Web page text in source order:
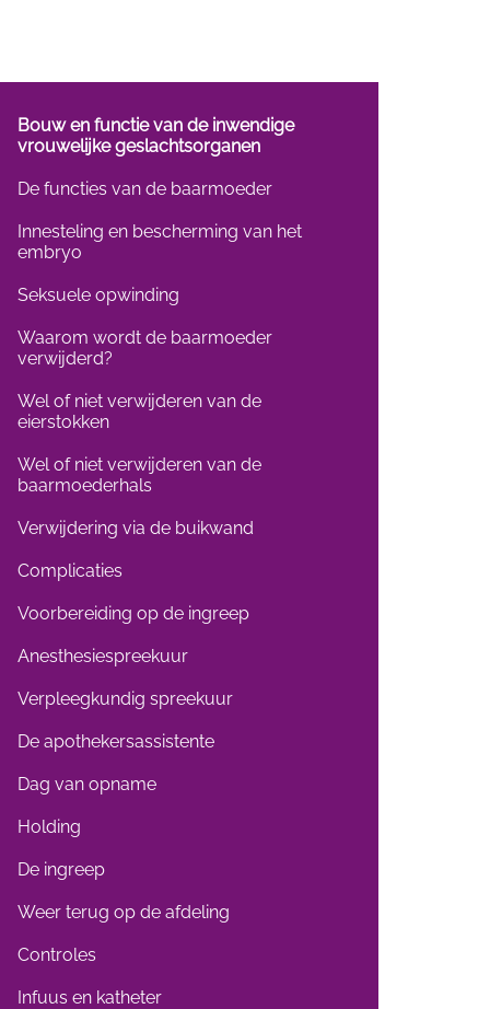
Bouw en functie van de inwendige
vrouwelijke geslachtsorganen
De functies van de baarmoeder
Innesteling en bescherming van het
embryo
Seksuele opwinding
Waarom wordt de baarmoeder
verwijderd?
Wel of niet verwijderen van de
eierstokken
Wel of niet verwijderen van de
baarmoederhals
Verwijdering via de buikwand
Complicaties
Voorbereiding op de ingreep
Anesthesiespreekuur
Verpleegkundig spreekuur
De apothekersassistente
Dag van opname
Holding
De ingreep
Weer terug op de afdeling
Controles
Infuus en katheter